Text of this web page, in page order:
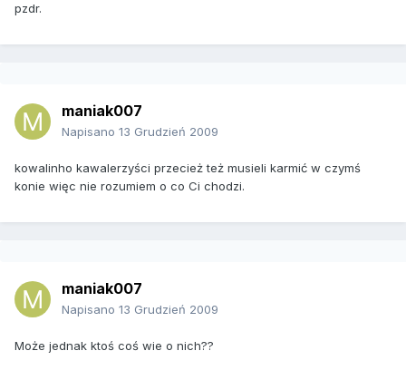
pzdr.
maniak007
Napisano 13 Grudzień 2009
kowalinho kawalerzyści przecież też musieli karmić w czymś
konie więc nie rozumiem o co Ci chodzi.
maniak007
Napisano 13 Grudzień 2009
Może jednak ktoś coś wie o nich??